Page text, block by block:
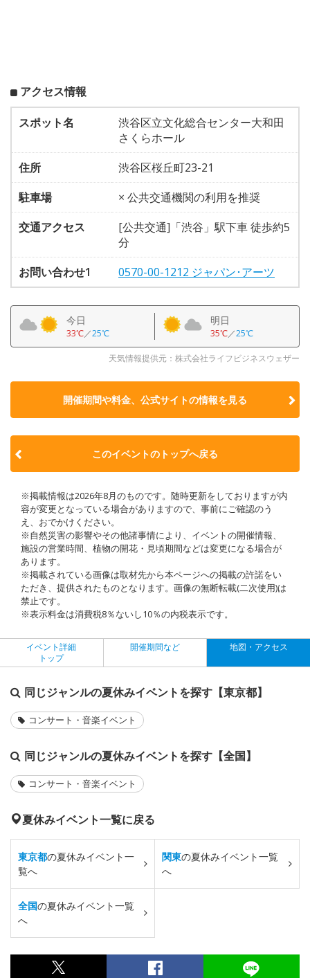
アクセス情報
スポット名
渋谷区立文化総合センター大和田
さくらホール
住所
渋谷区桜丘町23-21
駐車場
× 公共交通機関の利用を推奨
交通アクセス
[公共交通]「渋谷」駅下車 徒歩約5
分
お問い合わせ1
0570-00-1212 ジャパン･アーツ
今日
33℃／25℃
明日
35℃／25℃
天気情報提供元：株式会社ライフビジネスウェザー
開催期間や料金、公式サイトの情報を見る
このイベントのトップへ戻る
※掲載情報は2026年8月のものです。随時更新をしておりますが内
容が変更となっている場合がありますので、事前にご確認のう
え、おでかけください。
※自然災害の影響やその他諸事情により、イベントの開催情報、
施設の営業時間、植物の開花・見頃期間などは変更になる場合が
あります。
※掲載されている画像は取材先から本ページへの掲載の許諾をい
ただき、提供されたものとなります。画像の無断転載(二次使用)は
禁止です。
※表示料金は消費税8％ないし10％の内税表示です。
イベント詳細
トップ
開催期間など 地図・アクセス
同じジャンルの夏休みイベントを探す【東京都】
コンサート・音楽イベント
同じジャンルの夏休みイベントを探す【全国】
コンサート・音楽イベント
夏休みイベント一覧に戻る
東京都の夏休みイベント一
覧へ
関東の夏休みイベント一覧
へ
全国の夏休みイベント一覧
へ